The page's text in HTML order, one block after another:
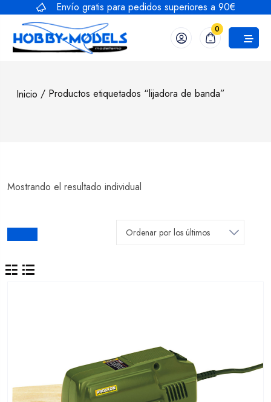
contenido
Envío gratis para pedidos superiores a 90€
0
Inicio / Productos etiquetados “lijadora de banda”
Mostrando el resultado individual